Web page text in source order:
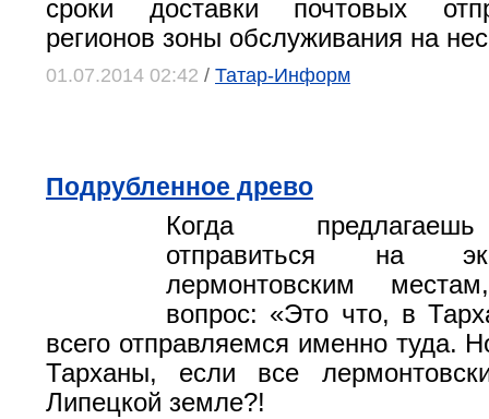
сроки доставки почтовых
регионов зоны обслуживания на
01.07.2014 02:42 / Татар-Информ
Подрубленное древо
Когда
отправиться на
лермонтовским
вопрос: «Это что, в
всего отправляемся именно туда.
Тарханы, если все
Липецкой земле?!